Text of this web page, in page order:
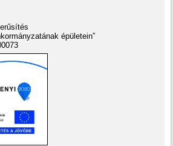
épületein”